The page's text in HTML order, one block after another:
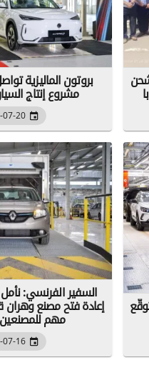
بروتون الماليزية
مشروع إنتاج
20
السفير الفرنسي:
إعادة فتح مصنع وهران
مهم
16